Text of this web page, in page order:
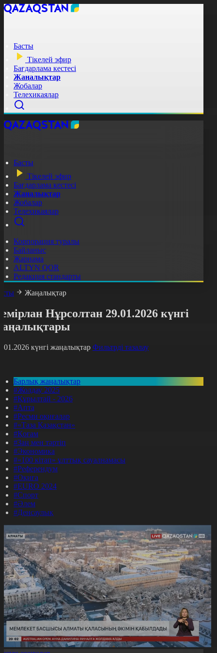
Басты
Тікелей эфир
Бағдарлама кестесі
Жаңалықтар
Жобалар
Телехикаялар
Басты
Тікелей эфир
Бағдарлама кестесі
Жаңалықтар
Жобалар
Телехикаялар
Корпорация туралы
Байланыс
Жарнама
ALTYN QOR
Редакция стандарты
Жаңалықтар
Нұрсолтан 29.01.2026 күнгі
күнгі жаңалықтар Фильтрді тазалау
Барлық жаңалықтар
#Жолдау 2025
#Құрылтай - 2026
#Апта
#Ресми оқиғалар
#«Таза Қазақстан»
#Қоғам
#Заң мен тәртіп
#Экономика
#«100 кітап» ұлттық сауалнамасы
#Референдум
#Оқиға
#EURO 2024
#Спорт
#Әлем
#Денсаулық